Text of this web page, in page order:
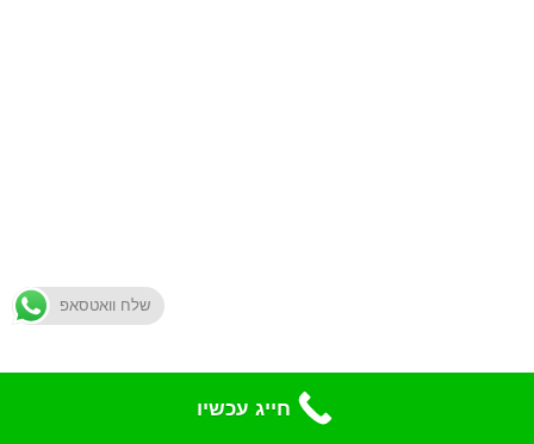
שלח וואטסאפ
חייג עכשיו